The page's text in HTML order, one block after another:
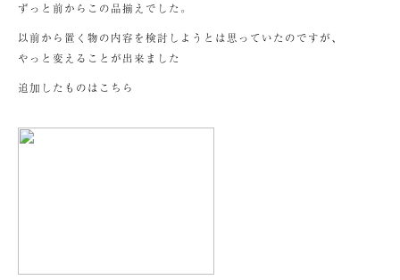
ずっと前からこの品揃えでした。
以前から置く物の内容を検討しようとは思っていたのですが、
やっと変えることが出来ました
追加したものはこちら